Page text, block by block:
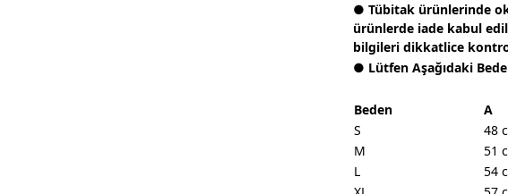
● Tübitak ürünlerinde
ürünlerde iade kabul
bilgileri dikkatlice
● Lütfen Aşağıdaki
Beden A
S
48
M
51
L
54